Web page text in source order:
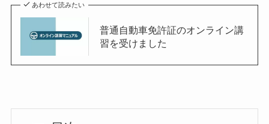
あわせて読みたい
普通自動車免許証のオンライン講
習を受けました